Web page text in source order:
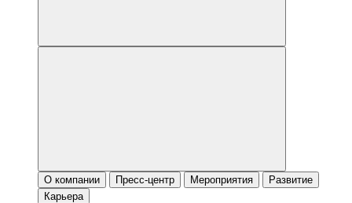
О компании Пресс-центр Мероприятия
Развитие
Карьера